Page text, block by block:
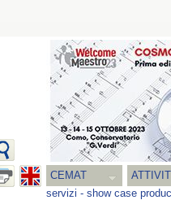
CEMAT
servizi - show case